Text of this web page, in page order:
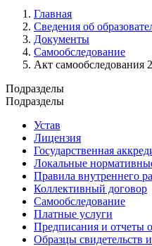
Главная
Сведения об
Документы
Самообследование
Акт самообследования
Подразделы
Подразделы
Устав
Лицензия
Государственная
Локальные
Правила внутреннего
Коллективный договор
Самообследование
Платные услуги
Предписания и отчеты
Образцы свидетельств